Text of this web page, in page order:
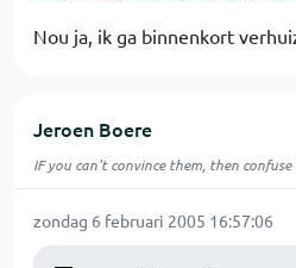
Nou ja, ik ga binnenkort
Jeroen Boere
IF you can't convince them, then confuse
zondag 6 februari 2005 16:57:06